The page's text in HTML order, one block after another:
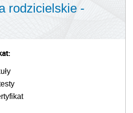
rodzicielskie -